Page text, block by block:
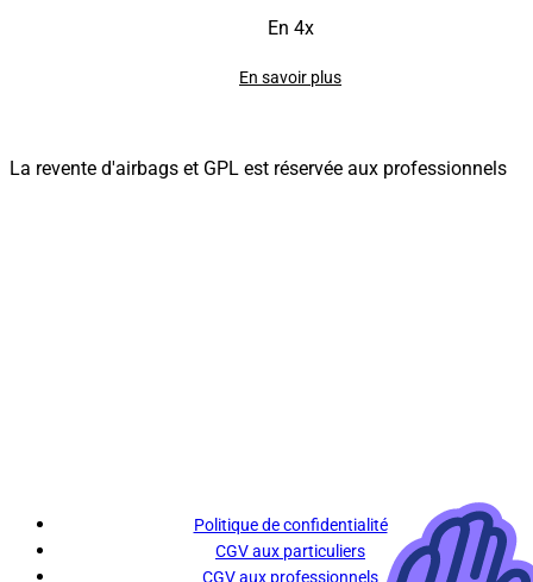
En 4x
En savoir plus
La revente d'airbags et GPL est réservée aux professionnels
Politique de confidentialité
CGV aux particuliers
CGV aux professionnels